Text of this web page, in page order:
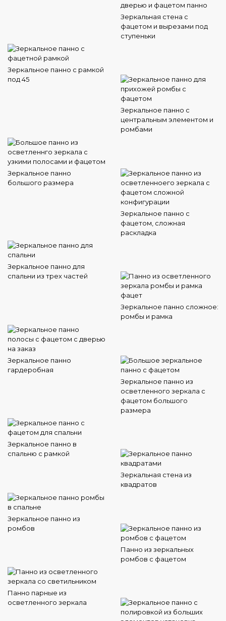
Зеркальная стена с
фацетом и вырезами под
ступеньки
Зеркальное панно с рамкой
под 45
Зеркальное панно с
центральным элементом и
ромбами
Зеркальное панно
большого размера
Зеркальное панно с
фацетом, сложная
раскладка
Зеркальное панно для
спальни из трех частей
Зеркальное панно сложное:
ромбы и рамка
Зеркальное панно
гардеробная
Зеркальное панно из
осветленного зеркала с
фацетом большого
размера
Зеркальное панно в
спальню с рамкой
Зеркальная стена из
квадратов
Зеркальное панно из
ромбов
Панно из зеркальных
ромбов с фацетом
Панно парные из
осветленного зеркала